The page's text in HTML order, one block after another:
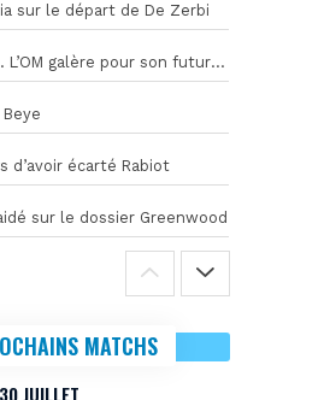
sur le départ de De Zerbi
Restes, Atubolu, Bulka… L’OM galère pour son futur gardien numéro 1
d’avoir écarté Rabiot
sur le dossier Greenwood
MATCHS
JUILLET